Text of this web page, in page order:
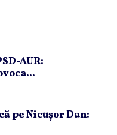
AUR:
pe Nicuşor Dan: